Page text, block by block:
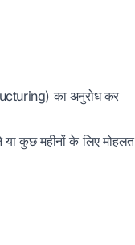
का अनुरोध कर
कुछ महीनों के लिए मोहलत